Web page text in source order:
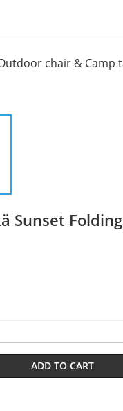
chair & Camp
Sunset
ADD TO CART